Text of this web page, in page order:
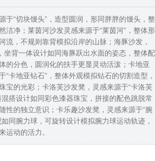
于“切块馒头”，造型圆润，形同胖胖的馒头，整
洁净；莱茵河沙发灵感来源于“莱茵河”，整体形
流，不规则靠背模拟沿岸的山脉；海豚沙发，
坐背一体设计如同海豚跃出水面的姿态，整体配
的分色，圆润化的扶手更显灵动活泼；卡地亚
“卡地亚钻石”，整体外观模拟钻石的切割造型，
宝的光彩；卡洛芙沙发凳，灵感来源于“卡洛芙
搭设计如同彩色漆器珠宝，拼接的配色跳脱常
性的独立意识；卡乐趣沙发凳，灵感来源于“腕
同腕力球，可旋转设计模拟腕力球运动轨迹，
运动的活力。